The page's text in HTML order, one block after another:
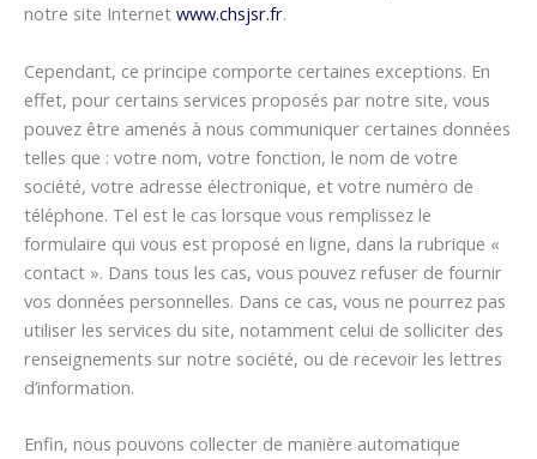
notre site Internet www.chsjsr.fr.
Cependant, ce principe comporte certaines exceptions. En
effet, pour certains services proposés par notre site, vous
pouvez être amenés à nous communiquer certaines données
telles que : votre nom, votre fonction, le nom de votre
société, votre adresse électronique, et votre numéro de
téléphone. Tel est le cas lorsque vous remplissez le
formulaire qui vous est proposé en ligne, dans la rubrique «
contact ». Dans tous les cas, vous pouvez refuser de fournir
vos données personnelles. Dans ce cas, vous ne pourrez pas
utiliser les services du site, notamment celui de solliciter des
renseignements sur notre société, ou de recevoir les lettres
d’information.
Enfin, nous pouvons collecter de manière automatique